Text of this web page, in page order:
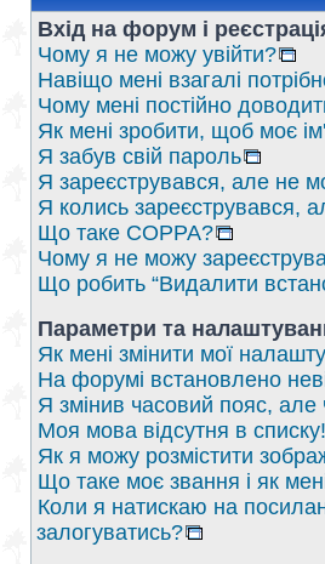
Вхід на форум і
Чому я не можу увійти?
Навіщо мені взагалі
Чому мені постійно
Як мені зробити, щоб моє
Я забув свій пароль
Я зареєструвався, але не
Я колись зареєструвався,
Що таке COPPA?
Чому я не можу
Що робить “Видалити
Параметри та
Як мені змінити мої
На форумі встановлено
Я змінив часовий пояс, але
Моя мова відсутня в списку!
Як я можу розмістити
Що таке моє звання і як
Коли я натискаю на
залогуватись?